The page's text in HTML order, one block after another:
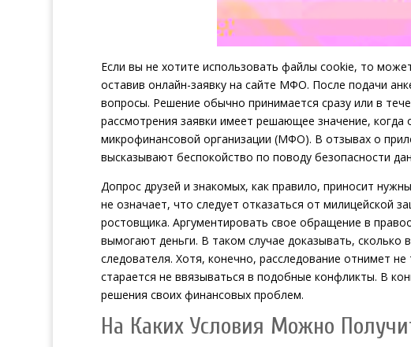
Если вы не хотите использовать файлы cookie, то
оставив онлайн-заявку на сайте МФО. После подачи
вопросы. Решение обычно принимается сразу или в
рассмотрения заявки имеет решающее значение,
микрофинансовой организации (МФО). В отзывах о
высказывают беспокойство по поводу безопасности
Допрос друзей и знакомых, как правило, приносит
не означает, что следует отказаться от милицейской
ростовщика. Аргументировать свое обращение в
вымогают деньги. В таком случае доказывать,
следователя. Хотя, конечно, расследование отнимет
старается не ввязываться в подобные конфликты. В
решения своих финансовых проблем.
На Каких Условия Можно